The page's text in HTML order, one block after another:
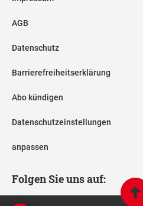
AGB
Datenschutz
Barrierefreiheitserklärung
Abo kündigen
Datenschutzeinstellungen
anpassen
Folgen Sie uns auf: